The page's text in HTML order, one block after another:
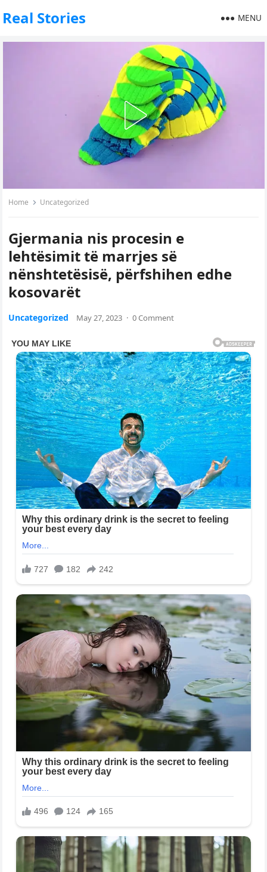
Real Stories MENU
Home Uncategorized
Gjermania nis procesin e
lehtësimit të marrjes së
nënshtetësisë, përfshihen edhe
kosovarët
Uncategorized May 27, 2023 · 0 Comment